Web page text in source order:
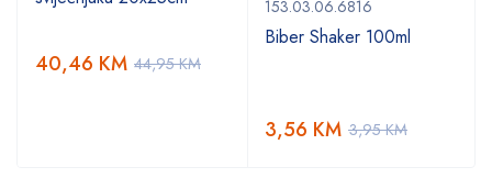
44,95KM
40,46 KM
153.03.06.6816
Biber Shaker 100ml
3,95KM
3,56 KM